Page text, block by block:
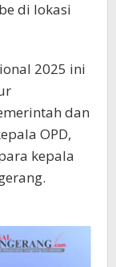
di lokasi
2025 ini
dan
OPD,
kepala